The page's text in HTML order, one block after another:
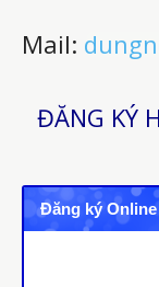
Mail:
ĐĂNG KÝ
Đăng ký Online